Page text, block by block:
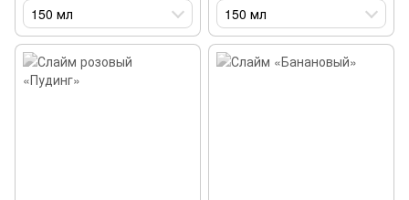
150 мл 150 мл